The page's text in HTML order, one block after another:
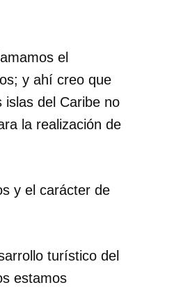
el
y ahí creo que
islas del Caribe no
la realización de
y el carácter de
turístico del
estamos